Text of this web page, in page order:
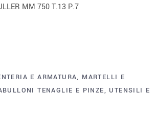
MM 750 T.13 P.7
E ARMATURA, MARTELLI E
TENAGLIE E PINZE,UTENSILI E